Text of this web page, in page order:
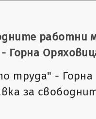
работни
Горна
труда" -
за